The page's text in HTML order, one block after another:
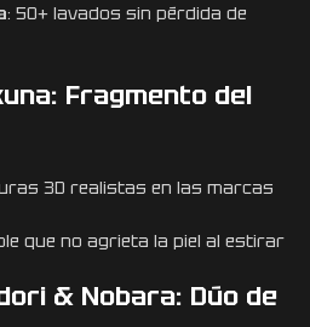
: 50+ lavados sin pérdida de
Fragmento del
3D realistas en las marcas
que no agrieta la piel al estirar
& Nobara: Dúo de